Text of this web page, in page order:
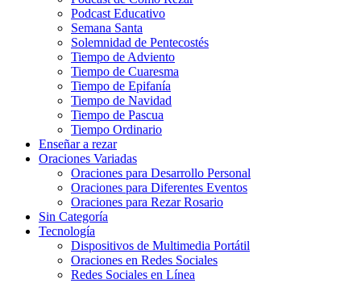
Podcast Educativo
Semana Santa
Solemnidad de Pentecostés
Tiempo de Adviento
Tiempo de Cuaresma
Tiempo de Epifanía
Tiempo de Navidad
Tiempo de Pascua
Tiempo Ordinario
Enseñar a rezar
Oraciones Variadas
Oraciones para Desarrollo Personal
Oraciones para Diferentes Eventos
Oraciones para Rezar Rosario
Sin Categoría
Tecnología
Dispositivos de Multimedia Portátil
Oraciones en Redes Sociales
Redes Sociales en Línea